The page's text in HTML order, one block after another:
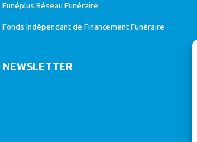
Funéplus Réseau Funéraire
Fonds Indépendant de Financement Funéraire
NEWSLETTER